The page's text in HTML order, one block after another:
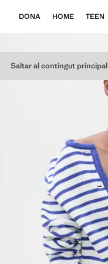
Saltar al contingut principal
DONA HOME TEEN